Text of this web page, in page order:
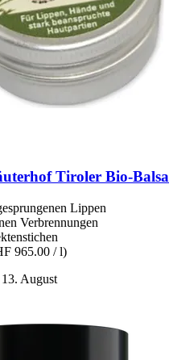
Tiroler Bio-​
Lippen
Verbrennungen
965.00 / l)
August